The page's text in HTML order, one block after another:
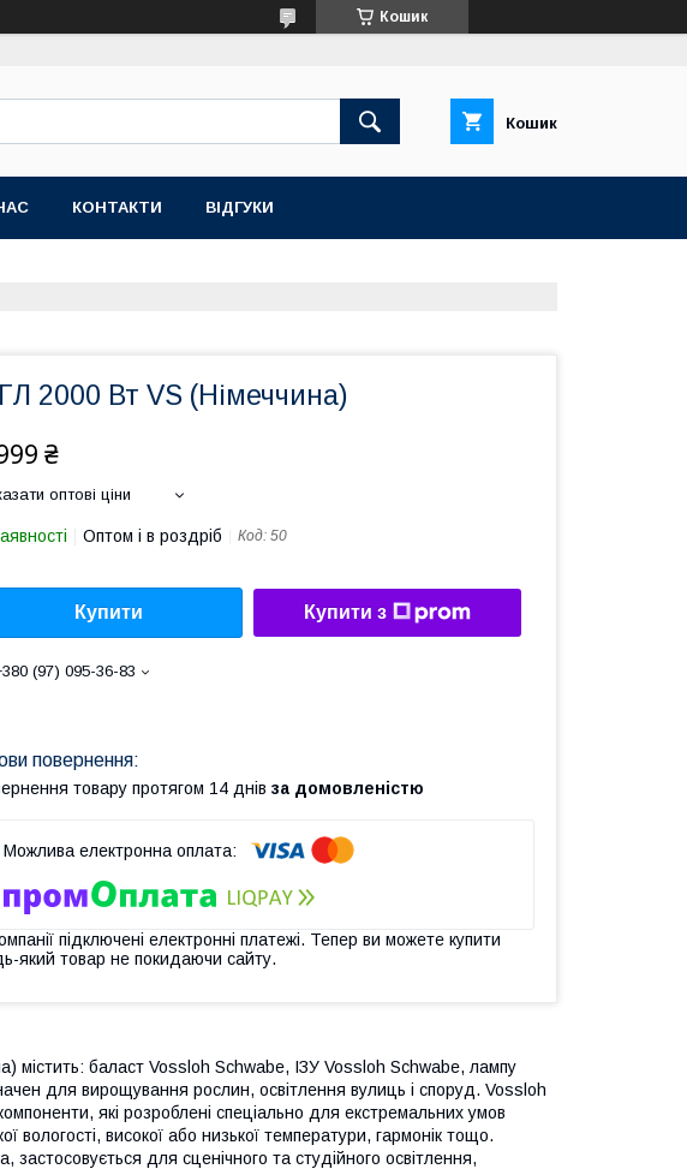
Кошик
Кошик
КОНТАКТИ ВІДГУКИ
2000 Вт VS (Німеччина)
₴
оптові ціни
Оптом і в роздріб Код: 50
Купити Купити з
(97) 095-36-83
товару протягом 14 днів за домовленістю
підключені електронні платежі. Тепер ви можете купити
який товар не покидаючи сайту.
містить: баласт Vossloh Schwabe, ІЗУ Vossloh Schwabe, лампу
для вирощування рослин, освітлення вулиць і споруд. Vossloh
які розроблені спеціально для екстремальних умов
вологості, високої або низької температури, гармонік тощо.
для сценічного та студійного освітлення,